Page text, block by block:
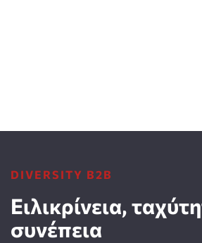
DIVERSITY B2B
Ειλικρίνεια,
συνέπεια